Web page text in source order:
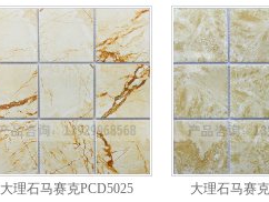
大理石马赛克PCD5025 大理石马赛